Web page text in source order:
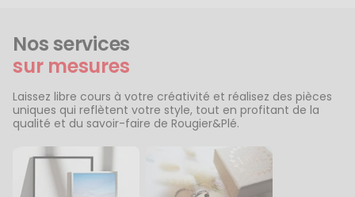
Nos services
sur mesures
Laissez libre cours à votre créativité et réalisez des pièces
uniques qui reflètent votre style, tout en profitant de la
qualité et du savoir-faire de Rougier&Plé.